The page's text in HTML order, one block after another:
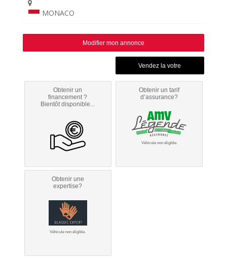
MONACO
Modifier mon annonce
Obtenir un
financement ?
Bientôt disponible...
Obtenir un tarif
d’assurance?
Véhicule non éligible.
Obtenir une
expertise?
Véhicule non éligible.